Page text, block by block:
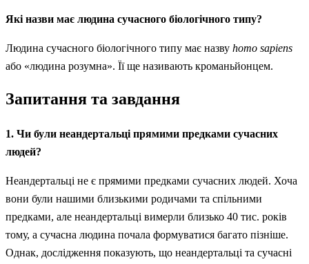
Які назви має людина сучасного біологічного типу?
Людина сучасного біологічного типу має назву homo sapiens
або «людина розумна». Її ще називають кроманьйонцем.
Запитання та завдання
1. Чи були неандертальці прямими предками сучасних
людей?
Неандертальці не є прямими предками сучасних людей. Хоча
вони були нашими близькими родичами та спільними
предками, але неандертальці вимерли близько 40 тис. років
тому, а сучасна людина почала формуватися багато пізніше.
Однак, дослідження показують, що неандертальці та сучасні